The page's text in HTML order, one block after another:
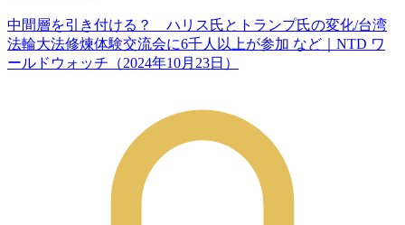
中間層を引き付ける？ ハリス氏とトランプ氏の変化/台湾
法輪大法修煉体験交流会に6千人以上が参加 など｜NTD ワ
ールドウォッチ（2024年10月23日）